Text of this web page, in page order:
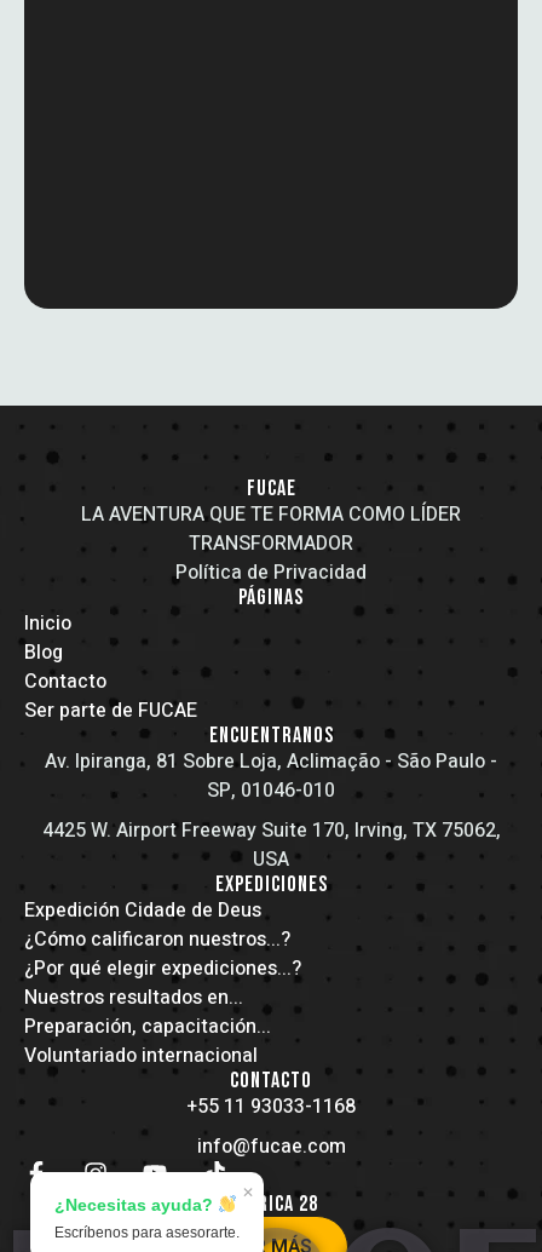
FUCAE
LA AVENTURA QUE TE FORMA COMO LÍDER
TRANSFORMADOR
Política de Privacidad
PÁGINAS
Inicio
Blog
Contacto
Ser parte de FUCAE
ENCUENTRANOS
Av. Ipiranga, 81 Sobre Loja, Aclimação - São Paulo -
SP, 01046-010
4425 W. Airport Freeway Suite 170, Irving, TX 75062,
USA
EXPEDICIONES
Expedición Cidade de Deus
¿Cómo calificaron nuestros...?
¿Por qué elegir expediciones...?
Nuestros resultados en...
Preparación, capacitación...
Voluntariado internacional
CONTACTO
+55 11 93033-1168
info@fucae.com
AMÉRICA 28
✕
¿Necesitas ayuda?
Escríbenos para asesorarte.